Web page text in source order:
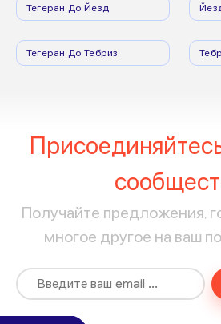
Тегеран До Йезд
Тегеран До Тебриз
Получайте предложения,
многое другое на ваш